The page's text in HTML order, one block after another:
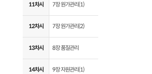
11차시 7장 원가관리(1)
12차시 7장 원가관리(2)
13차시 8장 품질관리
14차시 9장 자원관리(1)